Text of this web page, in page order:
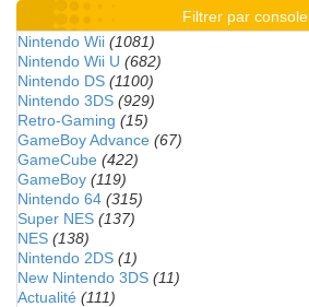
Filtrer par console
Nintendo Wii (1081)
Nintendo Wii U (682)
Nintendo DS (1100)
Nintendo 3DS (929)
Retro-Gaming (15)
GameBoy Advance (67)
GameCube (422)
GameBoy (119)
Nintendo 64 (315)
Super NES (137)
NES (138)
Nintendo 2DS (1)
New Nintendo 3DS (11)
Actualité (111)